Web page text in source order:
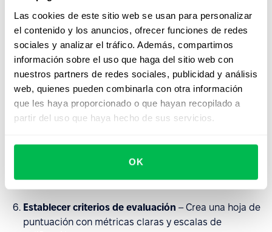
Las cookies de este sitio web se usan para personalizar
el contenido y los anuncios, ofrecer funciones de redes
sociales y analizar el tráfico. Además, compartimos
información sobre el uso que haga del sitio web con
nuestros partners de redes sociales, publicidad y análisis
web, quienes pueden combinarla con otra información
que les haya proporcionado o que hayan recopilado a
partir del uso que haya hecho de sus servicios.
OK
amplios o abstractos.
Aclarar el rol del entrevistador– Decide si el
entrevistador solo observará o también hará
preguntas y guiará la discusión. Los candidatos deben
conocer esto de antemano.
Configurar las herramientas– Para sesiones
presenciales, proporciona una pizarra y marcadores.
Para entrevistas virtuales, da acceso a los
videoconferencia (por ejemplo,
condiciones en vivo.
Establecer criterios de evaluación – Crea una hoja de
puntuación con métricas claras y escalas de